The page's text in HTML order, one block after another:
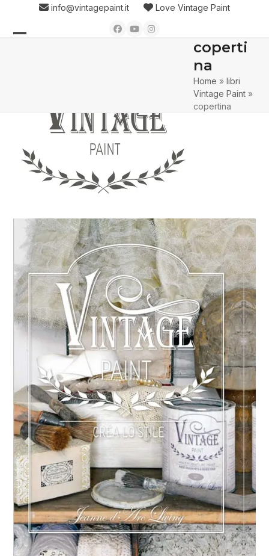
content
info@vintagepaint.it Love Vintage Paint
Facebook
YouTubeInstagram
coperti
na
Home »libri
Vintage Paint »
copertina